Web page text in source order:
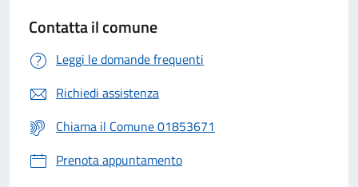
Contatta il comune
Leggi le domande frequenti
Richiedi assistenza
Chiama il Comune 01853671
Prenota appuntamento